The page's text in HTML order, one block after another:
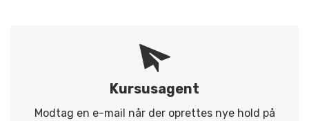
Kursusagent
Modtag en e-mail når der oprettes nye hold på